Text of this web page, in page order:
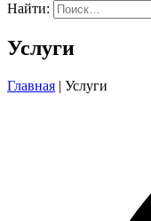
Найти:
Услуги
Главная | Услуги